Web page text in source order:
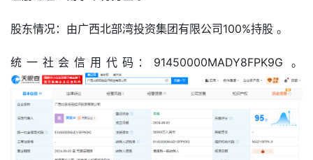
股东情况：由广西北部湾投资集团有限公司100%持股 。
统一社会信用代码：91450000MADY8FPK9G 。